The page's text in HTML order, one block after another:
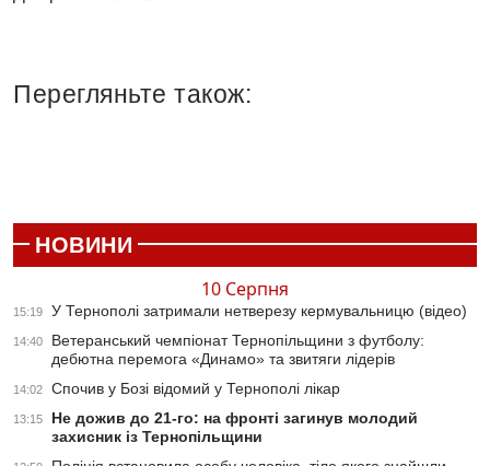
Перегляньте також:
НОВИНИ
10 Серпня
15:19 У Тернополі затримали нетверезу кермувальницю (відео)
14:40
Ветеранський чемпіонат Тернопільщини з футболу:
дебютна перемога «Динамо» та звитяги лідерів
14:02 Спочив у Бозі відомий у Тернополі лікар
13:15
Не дожив до 21-го: на фронті загинув молодий
захисник із Тернопільщини